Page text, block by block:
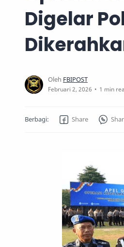
Digelar
1 min